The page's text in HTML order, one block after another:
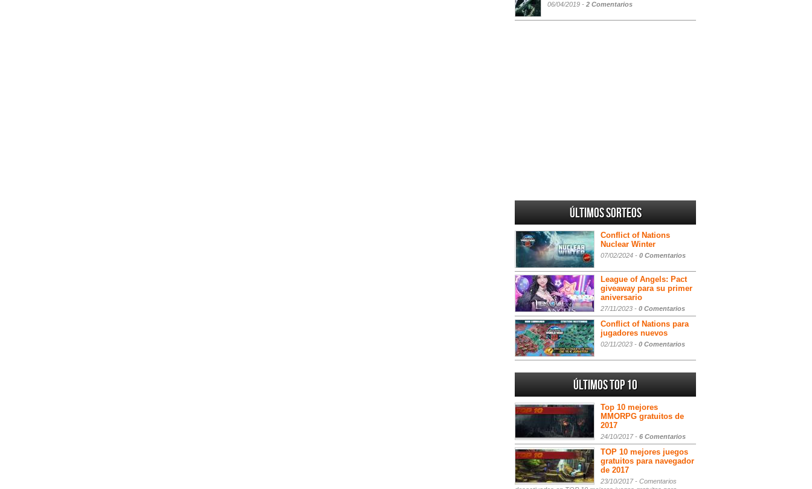
06/04/2019 - 2 Comentarios
Últimos sorteos
Conflict of Nations
Nuclear Winter
07/02/2024 - 0 Comentarios
League of Angels: Pact
giveaway para su primer
aniversario
27/11/2023 - 0 Comentarios
Conflict of Nations para
jugadores nuevos
02/11/2023 - 0 Comentarios
Últimos Top 10
Top 10 mejores
MMORPG gratuitos de
2017
24/10/2017 - 6 Comentarios
TOP 10 mejores juegos
gratuitos para navegador
de 2017
23/10/2017 - Comentarios